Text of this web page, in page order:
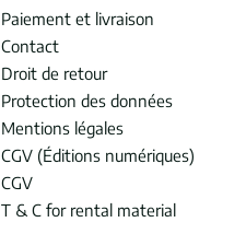
Paiement et livraison
Contact
Droit de retour
Protection des données
Mentions légales
CGV (Éditions numériques)
CGV
T & C for rental material